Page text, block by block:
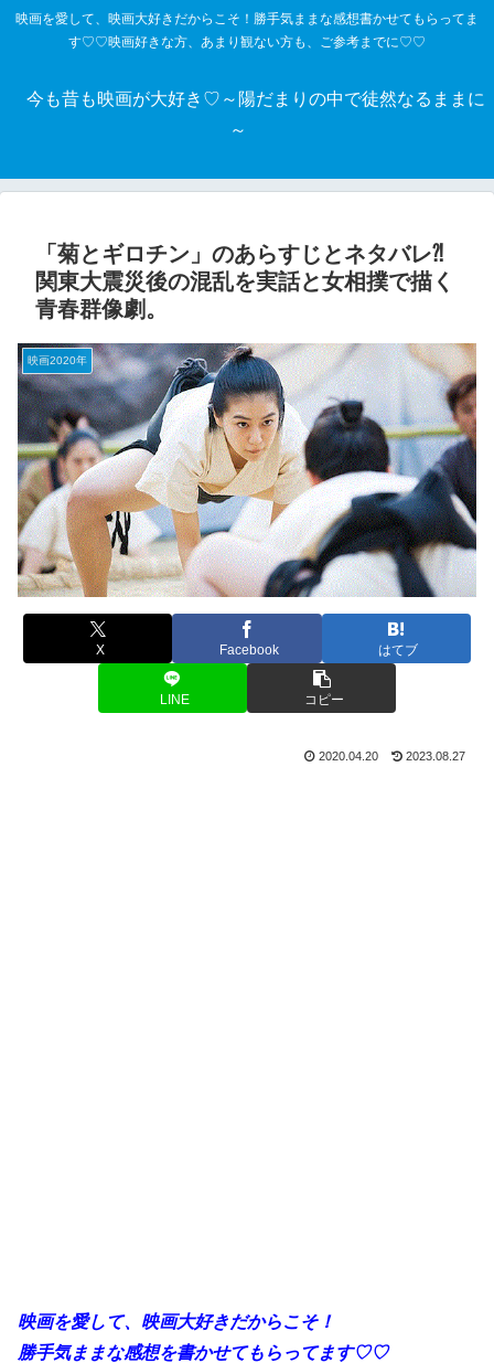
映画を愛して、映画大好きだからこそ！勝手気ままな感想書かせてもらってま
す♡♡映画好きな方、あまり観ない方も、ご参考までに♡♡
今も昔も映画が大好き♡～陽だまりの中で徒然なるままに
～
「菊とギロチン」のあらすじとネタバレ⁈
関東大震災後の混乱を実話と女相撲で描く
青春群像劇。
映画2020年
X Facebook はてブ
LINE コピー
2020.04.20 2023.08.27
映画を愛して、映画大好きだからこそ！
勝手気ままな感想を書かせてもらってます♡♡